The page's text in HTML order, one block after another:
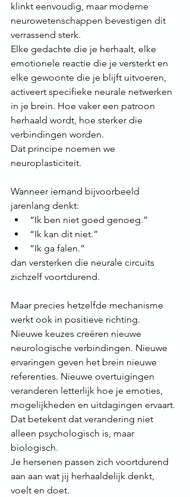
klinkt eenvoudig, maar moderne
neurowetenschappen bevestigen dit
verrassend sterk.
Elke gedachte die je herhaalt, elke
emotionele reactie die je versterkt en
elke gewoonte die je blijft uitvoeren,
activeert specifieke neurale netwerken
in je brein. Hoe vaker een patroon
herhaald wordt, hoe sterker die
verbindingen worden.
Dat principe noemen we
neuroplasticiteit.
Wanneer iemand bijvoorbeeld
jarenlang denkt:
“Ik ben niet goed genoeg.”
“Ik kan dit niet.”
“Ik ga falen.”
dan versterken die neurale circuits
zichzelf voortdurend.
Maar precies hetzelfde mechanisme
werkt ook in positieve richting.
Nieuwe keuzes creëren nieuwe
neurologische verbindingen. Nieuwe
ervaringen geven het brein nieuwe
referenties. Nieuwe overtuigingen
veranderen letterlijk hoe je emoties,
mogelijkheden en uitdagingen ervaart.
Dat betekent dat verandering niet
alleen psychologisch is, maar
biologisch.
Je hersenen passen zich voortdurend
aan aan wat jij herhaaldelijk denkt,
voelt en doet.